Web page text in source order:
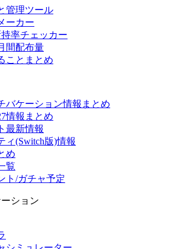
管理ツール
ーカー
率チェッカー
間配布量
ことまとめ
バケーション情報まとめ
情報まとめ
最新情報
ィ(Switch版)情報
め
覧
ト/ガチャ予定
ション